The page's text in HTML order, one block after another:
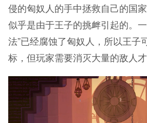
侵的匈奴人的手中拯救自己的国
似乎是由于王子的挑衅引起的。
法”已经腐蚀了匈奴人，所以王子
标，但玩家需要消灭大量的敌人才